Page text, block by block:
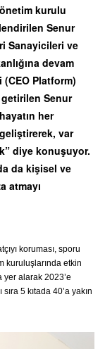
kurulu
Senur
Sanayicileri ve
devam
Platform)
getirilen Senur
her
var
diye konuşuyor.
da kişisel ve
atmayı
koruması, sporu
kuruluşlarında etkin
yer alarak 2023’e
5 kıtada 40’a yakın